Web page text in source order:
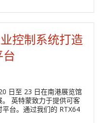
控制系统打造
日至 23 日在南港展览馆
英特蒙致力于提供可客
台。通过我们的 RTX64